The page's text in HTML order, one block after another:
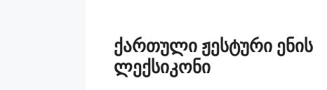
ქართული ჟესტური ენის
ლექსიკონი